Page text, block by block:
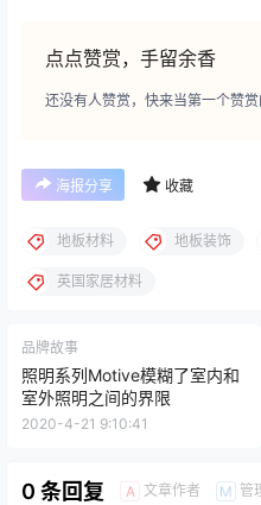
点点赞赏，手留余香
还没有人赞赏，快来当第一个赞赏
海报分享 收藏
地板材料 地板装饰
英国家居材料
品牌故事
照明系列Motive模糊了室内和
室外照明之间的界限
2020-4-21 9:10:41
0 条回复 A 文章作者 M 管